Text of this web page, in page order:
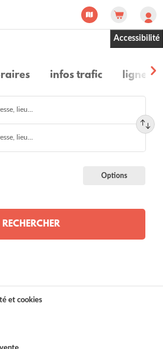
Accessibilité
infos trafic lignes
Options
RECHERCHER
et cookies